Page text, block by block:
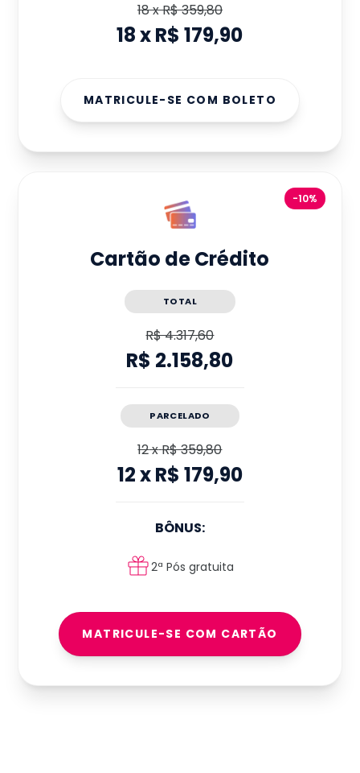
18xR$ 359,80
18xR$ 179,90
MATRICULE-SE COM BOLETO
-10%
Cartão de Crédito
TOTAL
R$ 4.317,60
R$ 2.158,80
PARCELADO
12xR$ 359,80
12xR$ 179,90
BÔNUS:
2ª Pós gratuita
MATRICULE-SE COM CARTÃO